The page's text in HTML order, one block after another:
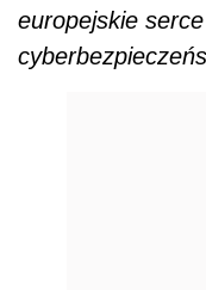
europejskie